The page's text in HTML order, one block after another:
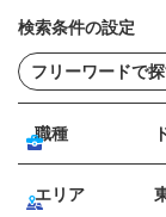
検索条件の設定
職種
エリア